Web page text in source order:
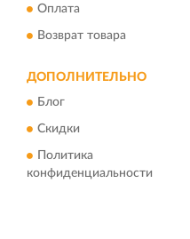
Оплата
Возврат товара
ДОПОЛНИТЕЛЬНО
Блог
Скидки
Политика
конфиденциальности